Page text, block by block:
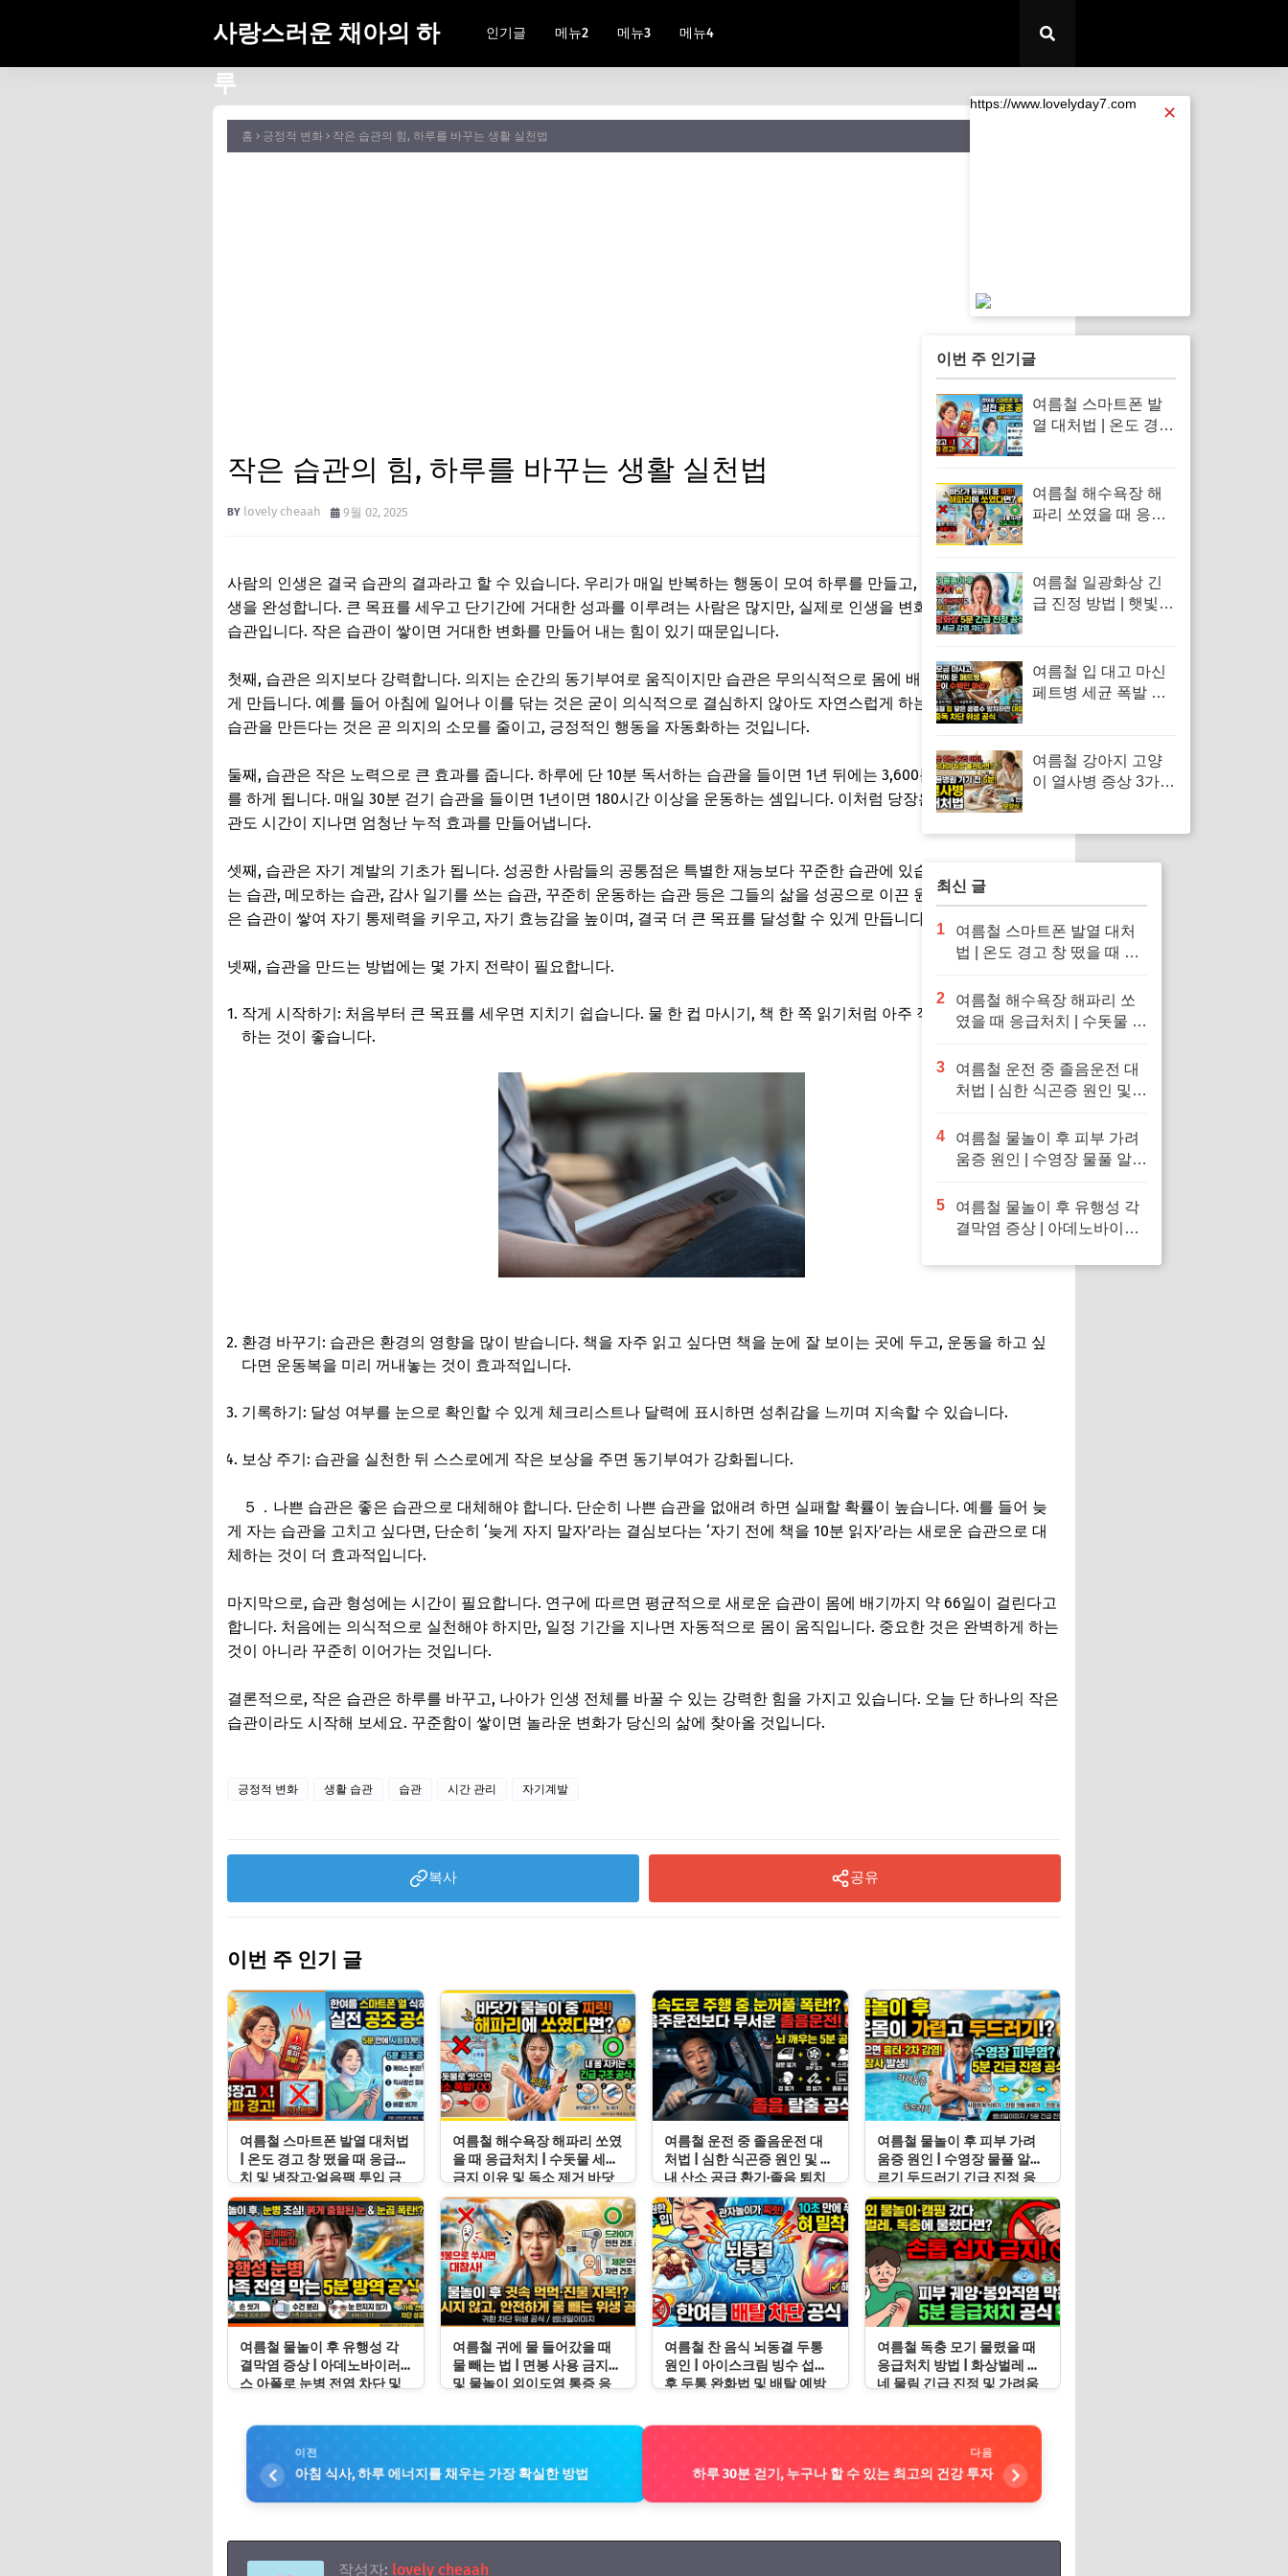
사랑스러운 채아의 하
루
인기글 메뉴2 메뉴3 메뉴4
홈 긍정적 변화 작은 습관의 힘, 하루를 바꾸는 생활 실천법
작은 습관의 힘, 하루를 바꾸는 생활 실천법
lovely cheaah 9월 02, 2025
사람의 인생은 결국 습관의 결과라고 할 수 있습니다. 우리가 매일 반복하는 행동이 모여 하루를 만들고, 그 하루들이 모여 일
생을 완성합니다. 큰 목표를 세우고 단기간에 거대한 성과를 이루려는 사람은 많지만, 실제로 인생을 변화시키는 것은 작은
습관입니다. 작은 습관이 쌓이면 거대한 변화를 만들어 내는 힘이 있기 때문입니다.
첫째, 습관은 의지보다 강력합니다. 의지는 순간의 동기부여로 움직이지만 습관은 무의식적으로 몸에 배어 자동으로 행동하
게 만듭니다. 예를 들어 아침에 일어나 이를 닦는 것은 굳이 의식적으로 결심하지 않아도 자연스럽게 하는 행동입니다. 좋은
습관을 만든다는 것은 곧 의지의 소모를 줄이고, 긍정적인 행동을 자동화하는 것입니다.
둘째, 습관은 작은 노력으로 큰 효과를 줍니다. 하루에 단 10분 독서하는 습관을 들이면 1년 뒤에는 3,600분, 즉 60시간의 독서
를 하게 됩니다. 매일 30분 걷기 습관을 들이면 1년이면 180시간 이상을 운동하는 셈입니다. 이처럼 당장은 미미해 보이는 습
관도 시간이 지나면 엄청난 누적 효과를 만들어냅니다.
셋째, 습관은 자기 계발의 기초가 됩니다. 성공한 사람들의 공통점은 특별한 재능보다 꾸준한 습관에 있습니다. 일찍 일어나
는 습관, 메모하는 습관, 감사 일기를 쓰는 습관, 꾸준히 운동하는 습관 등은 그들의 삶을 성공으로 이끈 원동력이었습니다. 작
은 습관이 쌓여 자기 통제력을 키우고, 자기 효능감을 높이며, 결국 더 큰 목표를 달성할 수 있게 만듭니다.
넷째, 습관을 만드는 방법에는 몇 가지 전략이 필요합니다.
작게 시작하기: 처음부터 큰 목표를 세우면 지치기 쉽습니다. 물 한 컵 마시기, 책 한 쪽 읽기처럼 아주 작은 행동부터 시작
하는 것이 좋습니다.
환경 바꾸기: 습관은 환경의 영향을 많이 받습니다. 책을 자주 읽고 싶다면 책을 눈에 잘 보이는 곳에 두고, 운동을 하고 싶
다면 운동복을 미리 꺼내놓는 것이 효과적입니다.
기록하기: 달성 여부를 눈으로 확인할 수 있게 체크리스트나 달력에 표시하면 성취감을 느끼며 지속할 수 있습니다.
보상 주기: 습관을 실천한 뒤 스스로에게 작은 보상을 주면 동기부여가 강화됩니다.
５．나쁜 습관은 좋은 습관으로 대체해야 합니다. 단순히 나쁜 습관을 없애려 하면 실패할 확률이 높습니다. 예를 들어 늦
게 자는 습관을 고치고 싶다면, 단순히 ‘늦게 자지 말자’라는 결심보다는 ‘자기 전에 책을 10분 읽자’라는 새로운 습관으로 대
체하는 것이 더 효과적입니다.
마지막으로, 습관 형성에는 시간이 필요합니다. 연구에 따르면 평균적으로 새로운 습관이 몸에 배기까지 약 66일이 걸린다고
합니다. 처음에는 의식적으로 실천해야 하지만, 일정 기간을 지나면 자동적으로 몸이 움직입니다. 중요한 것은 완벽하게 하는
것이 아니라 꾸준히 이어가는 것입니다.
결론적으로, 작은 습관은 하루를 바꾸고, 나아가 인생 전체를 바꿀 수 있는 강력한 힘을 가지고 있습니다. 오늘 단 하나의 작은
습관이라도 시작해 보세요. 꾸준함이 쌓이면 놀라운 변화가 당신의 삶에 찾아올 것입니다.
긍정적 변화 생활 습관 습관 시간 관리 자기계발
복사 공유
이번 주 인기 글
여름철 스마트폰 발열 대처법
| 온도 경고 창 떴을 때 응급처
치 및 냉장고·얼음팩 투입 금
지 이유
여름철 해수욕장 해파리 쏘였
을 때 응급처치 | 수돗물 세척
금지 이유 및 독소 제거 바닷
물 세척 수칙
여름철 운전 중 졸음운전 대
처법 | 심한 식곤증 원인 및 차
내 산소 공급 환기·졸음 퇴치
응급처치 수칙
여름철 물놀이 후 피부 가려
움증 원인 | 수영장 물풀 알레
르기 두드러기 긴급 진정 응
급처치 수칙
여름철 물놀이 후 유행성 각
결막염 증상 | 아데노바이러
스 아폴로 눈병 전염 차단 및
여름철 귀에 물 들어갔을 때
물 빼는 법 | 면봉 사용 금지
및 물놀이 외이도염 통증 응
여름철 찬 음식 뇌동결 두통
원인 | 아이스크림 빙수 섭취
후 두통 완화법 및 배탈 예방
여름철 독충 모기 물렸을 때
응급처치 방법 | 화상벌레 지
네 물림 긴급 진정 및 가려움
이전
아침 식사, 하루 에너지를 채우는 가장 확실한 방법
다음
하루 30분 걷기, 누구나 할 수 있는 최고의 건강 투자
작성자: lovely cheaah
✕
https://www.lovelyday7.com
이번 주 인기글
여름철 스마트폰 발
열 대처법 | 온도 경고
입 금지 이유
여름철 해수욕장 해
파리 쏘였을 때 응급
바닷물 세척 수칙
여름철 일광화상 긴
급 진정 방법 | 햇빛에
관리 수칙
여름철 입 대고 마신
페트병 세균 폭발 위
수칙
여름철 강아지 고양
이 열사병 증상 3가지
최신 글
1
여름철 스마트폰 발열 대처
법 | 온도 경고 창 떴을 때 응
입 금지 이유
2
여름철 해수욕장 해파리 쏘
였을 때 응급처치 | 수돗물 세
닷물 세척 수칙
3
여름철 운전 중 졸음운전 대
처법 | 심한 식곤증 원인 및
퇴치 응급처치 수칙
4
여름철 물놀이 후 피부 가려
움증 원인 | 수영장 물풀 알레
급처치 수칙
5
여름철 물놀이 후 유행성 각
결막염 증상 | 아데노바이러
눈 충혈 응급처치 수칙